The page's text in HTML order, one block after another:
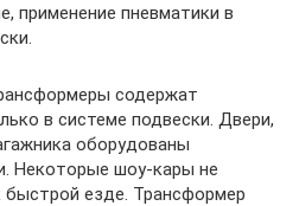
применение пневматики в
содержат
в системе подвески. Двери,
оборудованы
Некоторые шоу-кары не
быстрой езде. Трансформер